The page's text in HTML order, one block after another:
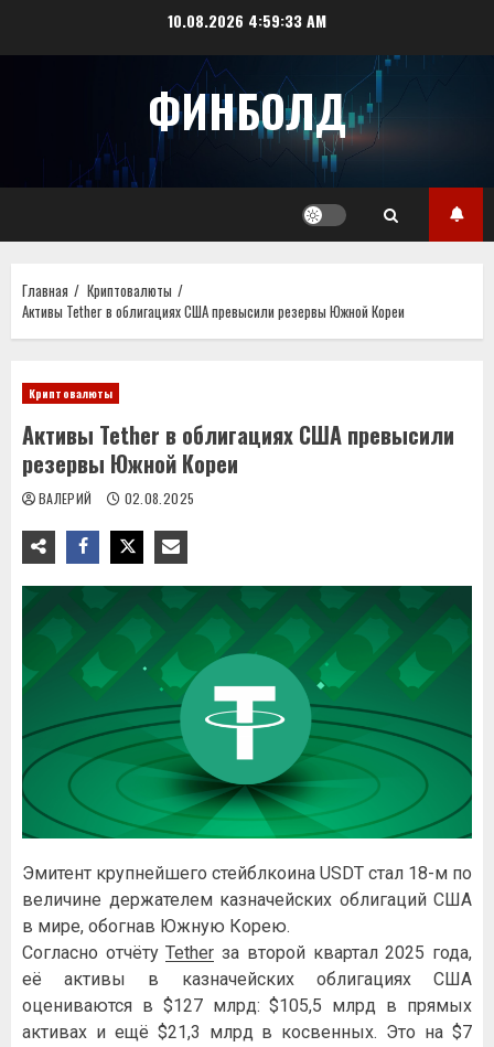
10.08.2026 4:59:34 AM
ФИНБОЛД
Главная
Криптовалюты
Активы Tether в облигациях США превысили резервы Южной Кореи
Криптовалюты
Активы Tether в облигациях США превысили
резервы Южной Кореи
ВАЛЕРИЙ 02.08.2025
Эмитент крупнейшего стейблкоина USDT стал 18-м по
величине держателем казначейских облигаций США
в мире, обогнав Южную Корею.
Согласно отчётуTether за второй квартал 2025 года,
её активы в казначейских облигациях США
оцениваются в $127 млрд: $105,5 млрд в прямых
активах и ещё $21,3 млрд в косвенных. Это на $7